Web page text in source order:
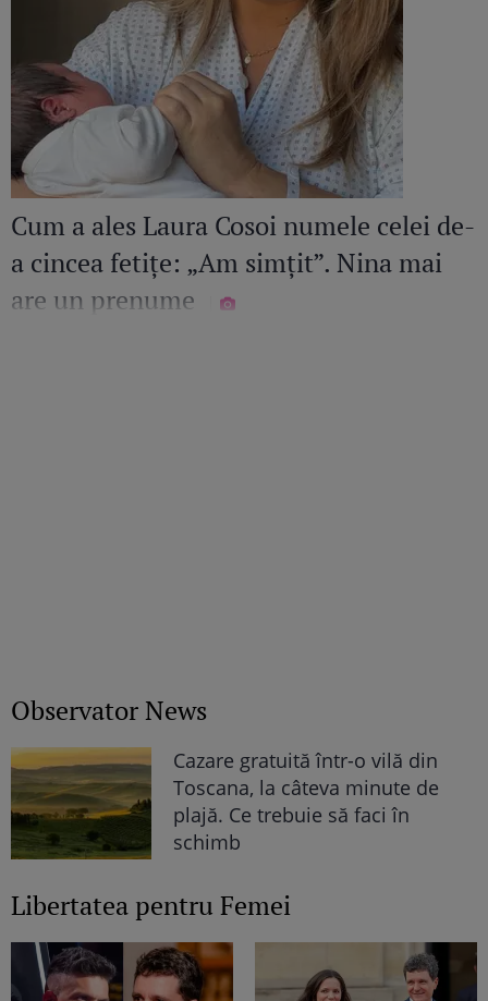
Cum a ales Laura Cosoi numele celei de-
a cincea fetițe: „Am simțit”. Nina mai
are un prenume
Observator News
Cazare gratuită într-o vilă din
Toscana, la câteva minute de
plajă. Ce trebuie să faci în
schimb
Libertatea pentru Femei